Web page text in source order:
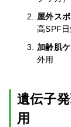
屋外ス
高SPF
加齢肌
外用
遺伝子
用